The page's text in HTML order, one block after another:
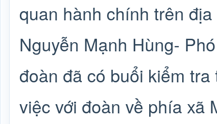
quan hành chính trên
Nguyễn Mạnh Hùng-
đoàn đã có buổi kiểm
việc với đoàn về phía xã